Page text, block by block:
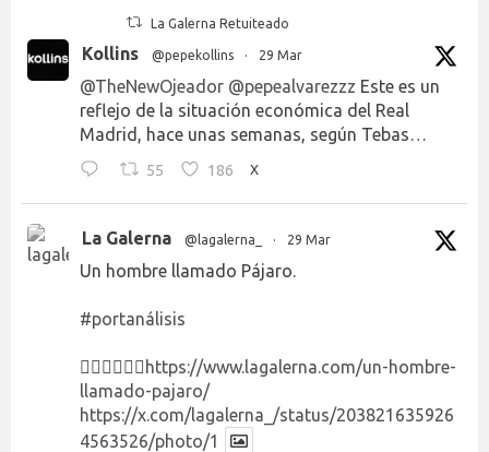
La Galerna Retuiteado
Kollins @pepekollins · 29 Mar
@TheNewOjeador @pepealvarezzz Este es un
reflejo de la situación económica del Real
Madrid, hace unas semanas, según Tebas…
55 186 X
La Galerna @lagalerna_ · 29 Mar
Un hombre llamado Pájaro.
#portanálisis
👉🏻👉🏻👉🏻 https://www.lagalerna.com/un-hombre-
llamado-pajaro/
https://x.com/lagalerna_/status/203821635926
4563526/photo/1